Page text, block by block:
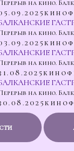
на кино.
на кино.
на кино.
на кино.